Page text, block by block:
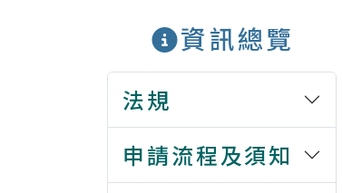
資訊總覽
法規
申請流程及須知